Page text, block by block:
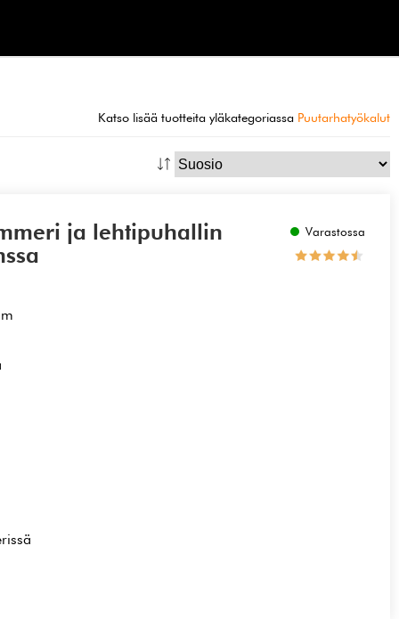
Katso lisää tuotteita yläkategoriassa Puutarhatyökalut
ja lehtipuhallin
Varastossa